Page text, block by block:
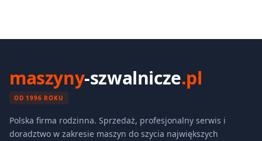
maszyny-szwalnicze.pl
OD 1996 ROKU
Polska firma rodzinna. Sprzedaż, profesjonalny serwis i
doradztwo w zakresie maszyn do szycia największych